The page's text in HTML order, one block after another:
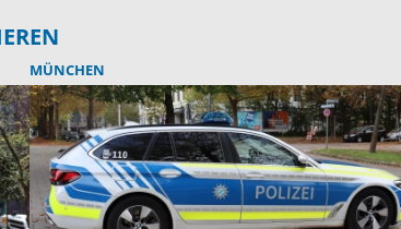
MÜNCHEN